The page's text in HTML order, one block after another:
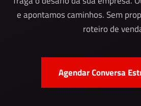
e apontamos caminhos. Sem
roteiro de
Agendar Conversa